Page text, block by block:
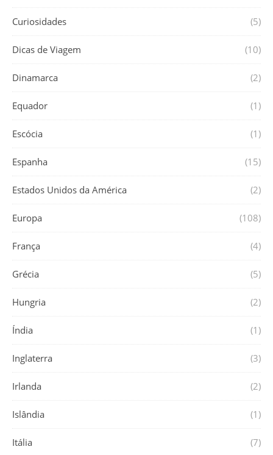
Curiosidades (5)
Dicas de Viagem (10)
Dinamarca (2)
Equador (1)
Escócia (1)
Espanha (15)
Estados Unidos da América (2)
Europa (108)
França (4)
Grécia (5)
Hungria (2)
Índia (1)
Inglaterra (3)
Irlanda (2)
Islândia (1)
Itália (7)